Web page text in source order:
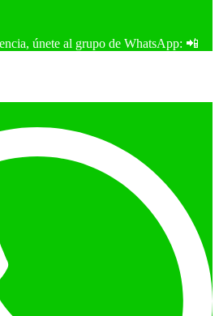
únete al grupo de WhatsApp: 📲